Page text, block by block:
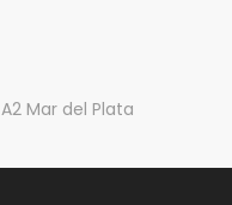
Mar del Plata